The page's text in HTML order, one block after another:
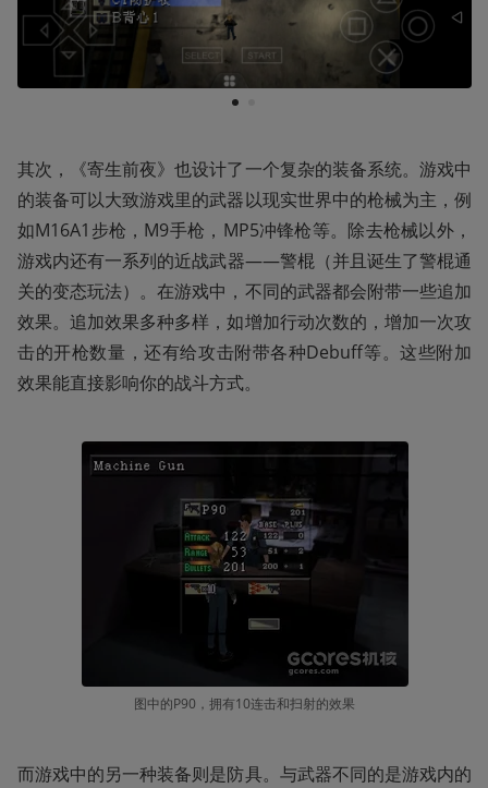
1
其次，《寄生前夜》也设计了一个复杂的装备系统。游戏中
的装备可以大致游戏里的武器以现实世界中的枪械为主，例
如M16A1步枪，M9手枪，MP5冲锋枪等。除去枪械以外，
游戏内还有一系列的近战武器——警棍（并且诞生了警棍通
关的变态玩法）。在游戏中，不同的武器都会附带一些追加
效果。追加效果多种多样，如增加行动次数的，增加一次攻
击的开枪数量，还有给攻击附带各种Debuff等。这些附加
效果能直接影响你的战斗方式。
图中的P90，拥有10连击和扫射的效果
而游戏中的另一种装备则是防具。与武器不同的是游戏内的